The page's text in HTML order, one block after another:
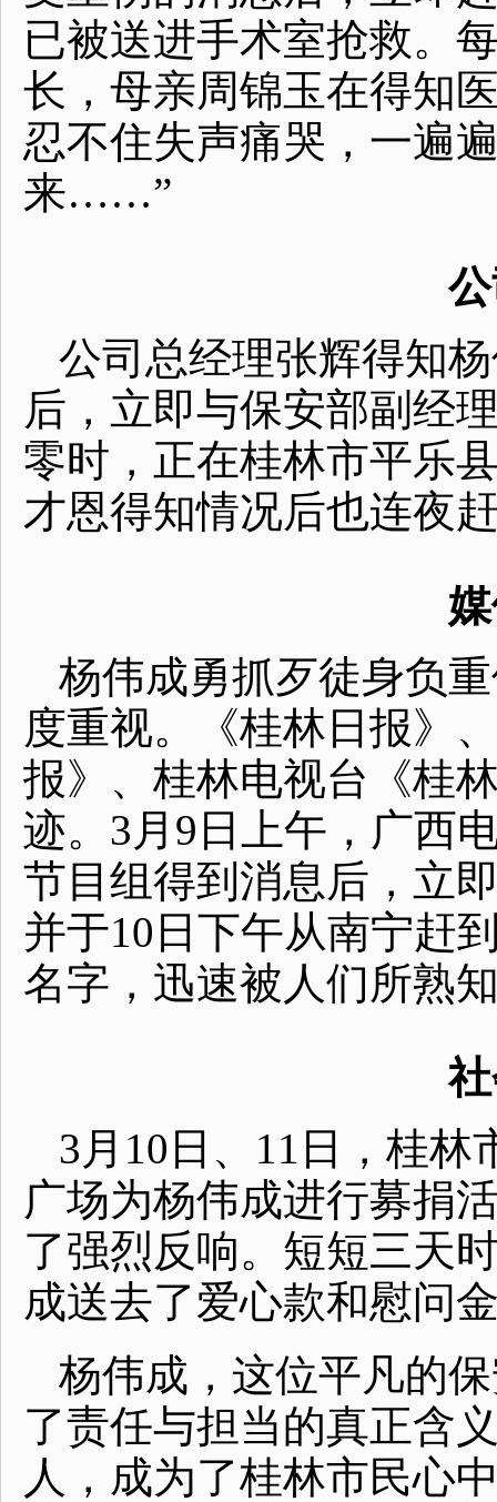
已被送进手术室抢救。
长，母亲周锦玉在得知
忍不住失声痛哭，一遍
来……”
公司总经理张辉得知
后，立即与保安部副经
零时，正在桂林市平乐
才恩得知情况后也连夜
杨伟成勇抓歹徒身负
度重视。《桂林日报》
报》、桂林电视台《桂
迹。3月9日上午，广西
节目组得到消息后，立
并于10日下午从南宁赶
名字，迅速被人们所熟
3月10日、11日，桂
广场为杨伟成进行募捐
了强烈反响。短短三天
成送去了爱心款和慰问
杨伟成，这位平凡的
了责任与担当的真正含
人，成为了桂林市民心